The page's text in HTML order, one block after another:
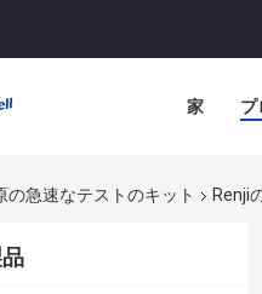
家 プ
の急速なテストのキット Renji